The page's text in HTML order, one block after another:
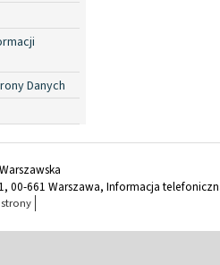
Danych
00-661 Warszawa, Informacja